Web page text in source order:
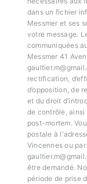
dans un fichier
Messmer et ses
votre message.
communiquées
Messmer 41
rectification,
d’opposition, de
et du droit
de contrôle, ainsi
post-mortem.
postale à
Vincennes ou
être demandé.
période de prise